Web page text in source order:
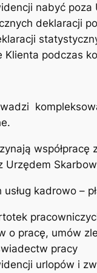
nabyć poza
deklaracji
Klienta podczas
Urzędem
kadrowo –
o pracę, umów
pracy
urlopów i